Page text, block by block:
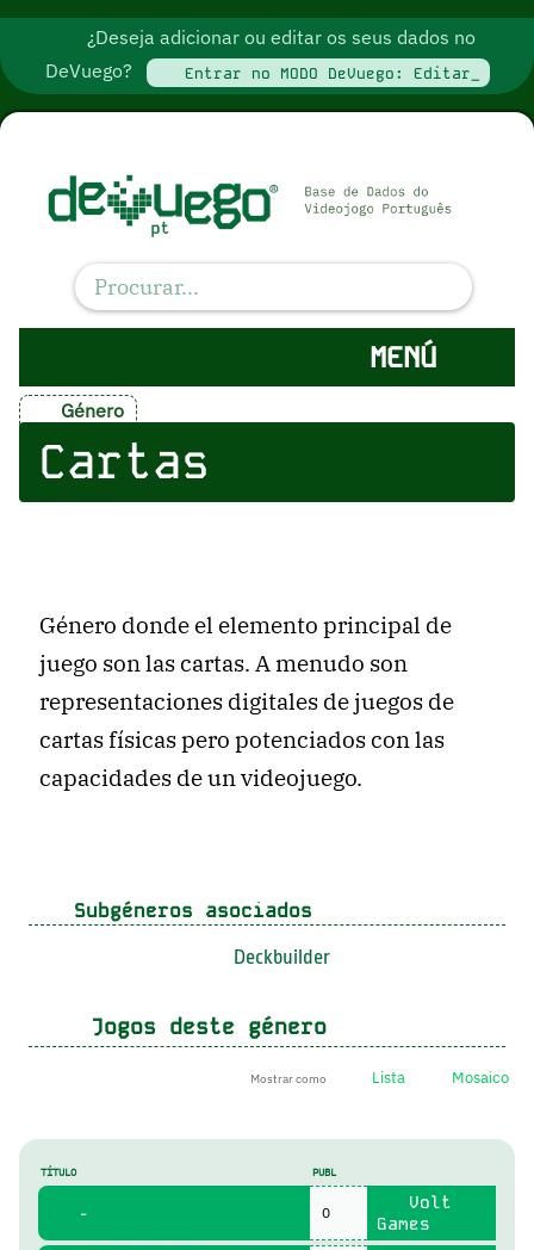
¿Deseja adicionar ou editar os seus dados no
DeVuego?
Entrar no MODO DeVuego: Editar_
MENÚ
Género
Cartas
Género donde el elemento principal de
juego son las cartas. A menudo son
representaciones digitales de juegos de
cartas físicas pero potenciados con las
capacidades de un videojuego.
Subgéneros asociados
Deckbuilder
Jogos deste género
Mostrar como Lista Mosaico
TÍTULO PUBL
- 0
Volt
Games